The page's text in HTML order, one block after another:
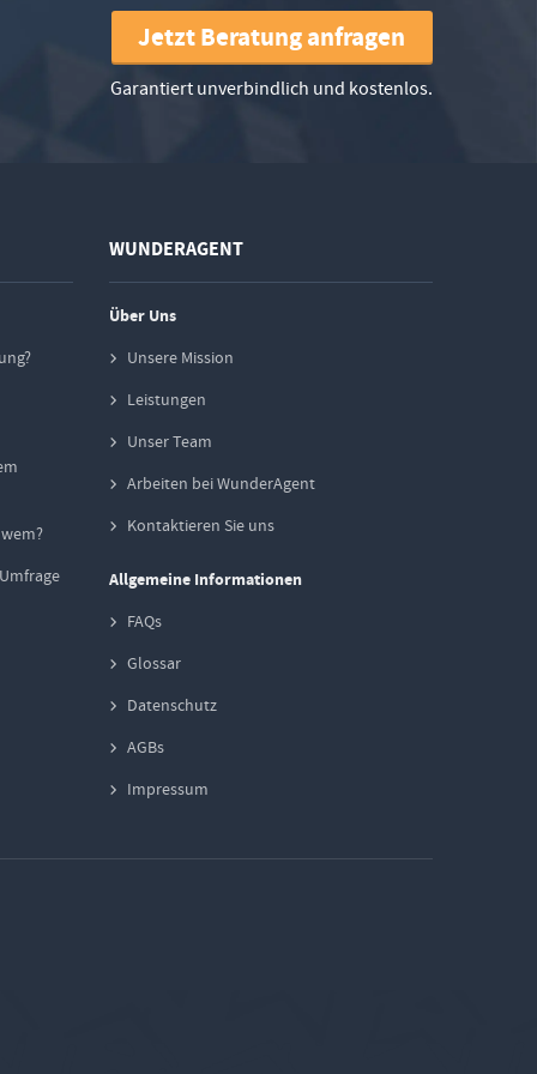
Jetzt Beratung anfragen
Garantiert unverbindlich und kostenlos.
WUNDERAGENT
Über Uns
Unsere Mission
Leistungen
Unser Team
Arbeiten bei WunderAgent
Kontaktieren Sie uns
Allgemeine Informationen
FAQs
Glossar
Datenschutz
AGBs
Impressum